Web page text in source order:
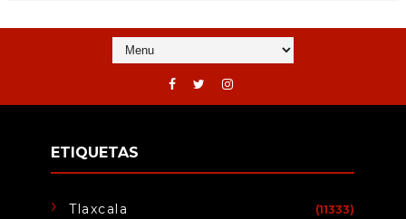
ETIQUETAS
Tlaxcala (11333)